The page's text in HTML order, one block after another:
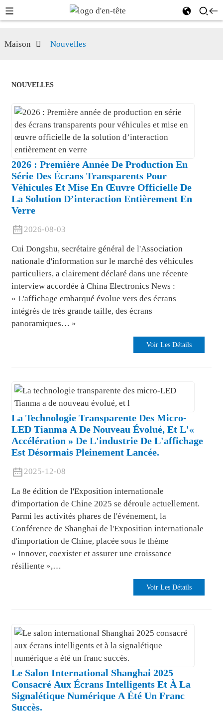
Maison Nouvelles
NOUVELLES
2026 : Première Année De Production En
Série Des Écrans Transparents Pour
Véhicules Et Mise En Œuvre Officielle De
La Solution D’interaction Entièrement En
Verre
2026-08-03
Cui Dongshu, secrétaire général de l'Association
nationale d'information sur le marché des véhicules
particuliers, a clairement déclaré dans une récente
interview accordée à China Electronics News :
« L'affichage embarqué évolue vers des écrans
intégrés de très grande taille, des écrans
panoramiques… »
Voir Les Détails
La Technologie Transparente Des Micro-
LED Tianma A De Nouveau Évolué, Et L'«
Accélération » De L'industrie De L'affichage
Est Désormais Pleinement Lancée.
2025-12-08
La 8e édition de l'Exposition internationale
d'importation de Chine 2025 se déroule actuellement.
Parmi les activités phares de l'événement, la
Conférence de Shanghai de l'Exposition internationale
d'importation de Chine, placée sous le thème
« Innover, coexister et assurer une croissance
résiliente »,…
Voir Les Détails
Le Salon International Shanghai 2025
Consacré Aux Écrans Intelligents Et À La
Signalétique Numérique A Été Un Franc
Succès.